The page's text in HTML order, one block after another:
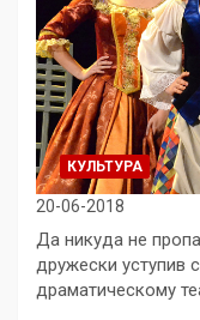
КУЛЬТУРА
20-06-2018
Да никуда не
дружески уступив
драматическому